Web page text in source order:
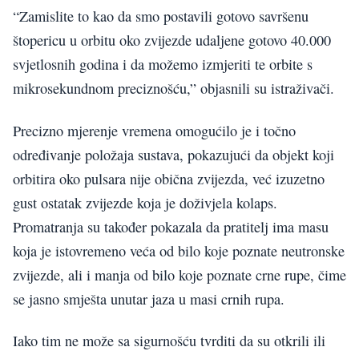
“Zamislite to kao da smo postavili gotovo savršenu
štopericu u orbitu oko zvijezde udaljene gotovo 40.000
svjetlosnih godina i da možemo izmjeriti te orbite s
mikrosekundnom preciznošću,” objasnili su istraživači.
Precizno mjerenje vremena omogućilo je i točno
određivanje položaja sustava, pokazujući da objekt koji
orbitira oko pulsara nije obična zvijezda, već izuzetno
gust ostatak zvijezde koja je doživjela kolaps.
Promatranja su također pokazala da pratitelj ima masu
koja je istovremeno veća od bilo koje poznate neutronske
zvijezde, ali i manja od bilo koje poznate crne rupe, čime
se jasno smješta unutar jaza u masi crnih rupa.
Iako tim ne može sa sigurnošću tvrditi da su otkrili ili